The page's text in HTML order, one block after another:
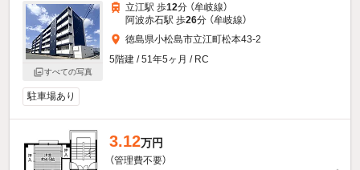
すべての写真
立江駅 歩12分 （牟岐線）
阿波赤石駅 歩26分 （牟岐線）
徳島県小松島市立江町松本43-2
5階建 / 51年5ヶ月 / RC
駐車場あり
3.12万円
（管理費不要）